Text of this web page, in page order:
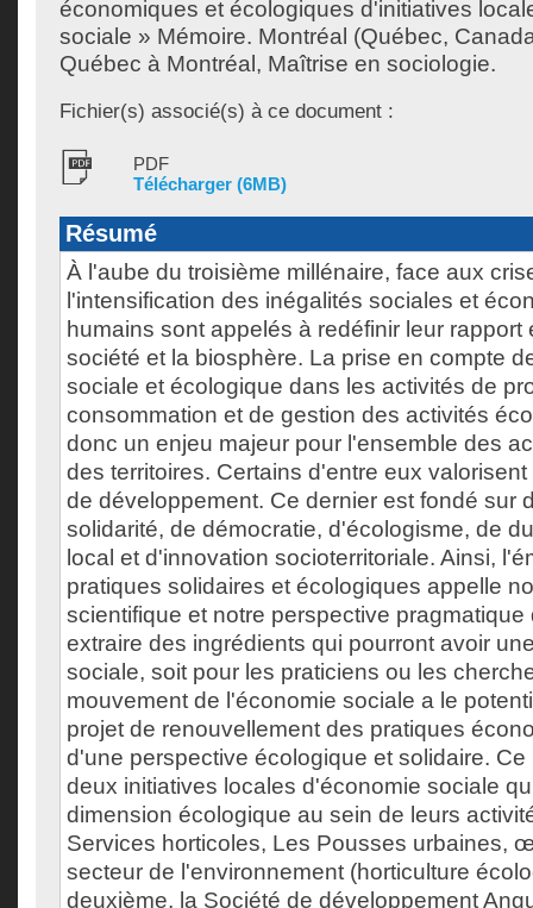
économiques et écologiques d'initiatives
sociale » Mémoire. Montréal (Québec,
Québec à Montréal, Maîtrise en sociologie.
Fichier(s) associé(s) à ce document :
PDF
Télécharger (6MB)
Résumé
À l'aube du troisième millénaire, face aux
l'intensification des inégalités sociales et
humains sont appelés à redéfinir leur rapport
société et la biosphère. La prise en compte
sociale et écologique dans les activités de
consommation et de gestion des activités
donc un enjeu majeur pour l'ensemble des
des territoires. Certains d'entre eux
de développement. Ce dernier est fondé sur
solidarité, de démocratie, d'écologisme, de
local et d'innovation socioterritoriale. Ainsi,
pratiques solidaires et écologiques appelle
scientifique et notre perspective pragmatique
extraire des ingrédients qui pourront avoir
sociale, soit pour les praticiens ou les
mouvement de l'économie sociale a le
projet de renouvellement des pratiques
d'une perspective écologique et solidaire.
deux initiatives locales d'économie sociale
dimension écologique au sein de leurs
Services horticoles, Les Pousses urbaines,
secteur de l'environnement (horticulture
deuxième, la Société de développement